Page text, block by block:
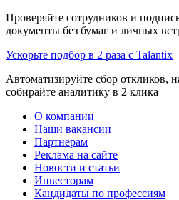
Проверяйте сотрудников и
документы без бумаг и личных
Ускорьте подбор в 2 раза с Talantix
Автоматизируйте сбор откликов,
собирайте аналитику в 2 клика
О компании
Наши вакансии
Партнерам
Реклама на сайте
Новости и статьи
Инвесторам
Кандидаты по профессиям